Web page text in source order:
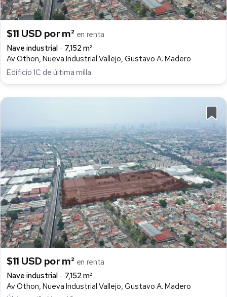
$11 USD por m² en renta
Nave industrial
7,152 m²
Av Othon, Nueva Industrial Vallejo, Gustavo A. Madero
Edificio 1C de última milla
$11 USD por m² en renta
Nave industrial
7,152 m²
Av Othon, Nueva Industrial Vallejo, Gustavo A. Madero